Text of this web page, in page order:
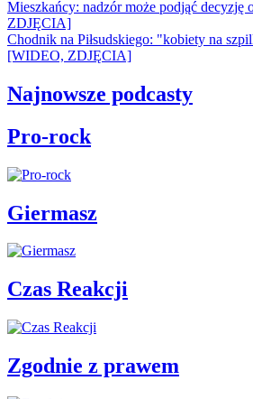
Mieszkańcy: nadzór może podjąć decyzję
ZDJĘCIA]
Chodnik na Piłsudskiego: "kobiety na
[WIDEO, ZDJĘCIA]
Najnowsze podcasty
Pro-rock
Giermasz
Czas Reakcji
Zgodnie z prawem